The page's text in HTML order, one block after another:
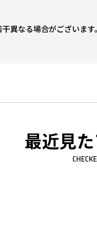
異なる場合がございます。
最近見